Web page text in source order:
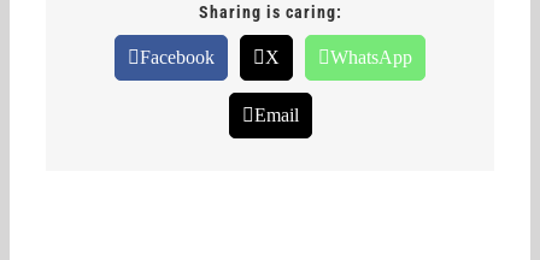
Sharing is caring:
Facebook X WhatsApp
Email